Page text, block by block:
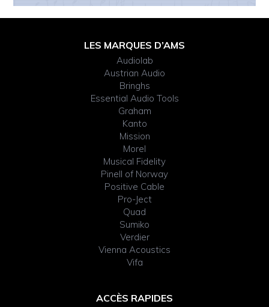
LES MARQUES D’AMS
Audiolab
Austrian Audio
Bringhs
Essential Audio Tools
Graham
Kanto
Mission
Morel
Musical Fidelity
Pinell of Norway
Positive Cable
Pro-Ject
Quad
Sumiko
Verdier
Vienna Acoustics
Vifa
ACCÈS RAPIDES